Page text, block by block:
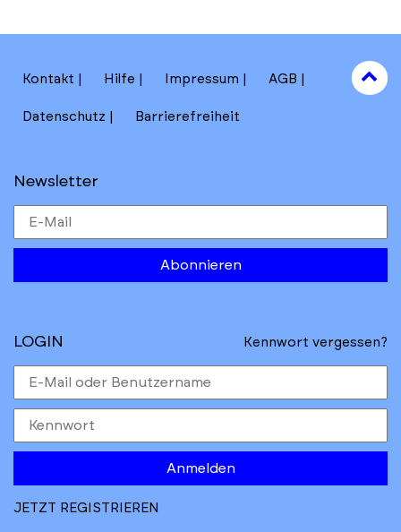
Kontakt Hilfe Impressum AGB
Datenschutz Barrierefreiheit
Newsletter
Abonnieren
to
top
LOGIN Kennwort vergessen?
Anmelden
JETZT REGISTRIEREN